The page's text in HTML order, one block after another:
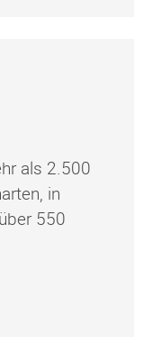
als 2.500
in
550